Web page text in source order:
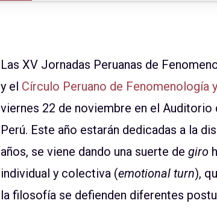
Las XV Jornadas Peruanas de
y el Círculo Peruano de Fenomenología
viernes 22 de noviembre en el
Perú. Este año estarán dedicadas a la
años, se viene dando una suerte de giro
individual y colectiva (emotional turn),
la filosofía se defienden diferentes